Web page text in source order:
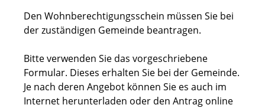
Den Wohnberechtigungsschein müssen Sie bei
der zuständigen Gemeinde beantragen.
Bitteverwenden Sie das vorgeschriebene
Formular. Dieses erhalten Sie bei der Gemeinde.
Je nach deren Angebot können Sie es auch im
Internet herunterladen oder den Antrag online